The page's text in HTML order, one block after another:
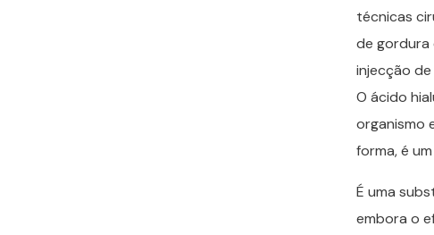
técnicas
de gordura
injecção
O ácido
organismo
forma, é
É uma
embora o